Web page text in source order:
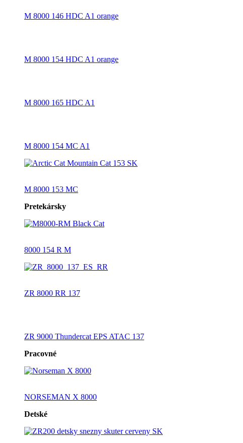
M 8000 146 HDC A1 orange
M 8000 154 HDC A1 orange
M 8000 165 HDC A1
M 8000 154 MC A1
M 8000 153 MC
Pretekársky
8000 154 R M
ZR 8000 RR 137
ZR 9000 Thundercat EPS ATAC 137
Pracovné
NORSEMAN X 8000
Detské